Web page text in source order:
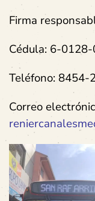
Firma
Cédula: 6-
Teléfono: 8454-
Correo